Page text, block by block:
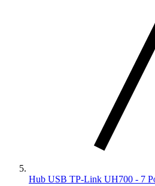
Hub USB TP-Link UH700 - 7